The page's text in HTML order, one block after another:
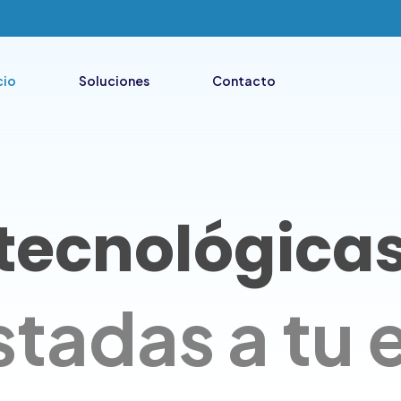
Soluciones Contacto
a tu